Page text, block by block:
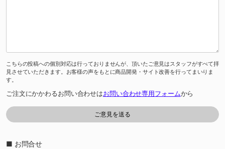
こちらの投稿への個別対応は行っておりませんが、頂いたご意見はスタッフがすべて拝
見させていただきます。お客様の声をもとに商品開発・サイト改善を行ってまいりま
す。
ご注文にかかわるお問い合わせはお問い合わせ専用フォームから
■ お問合せ